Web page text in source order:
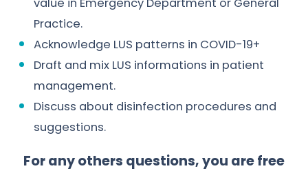
Practice.
Acknowledge LUS patterns in COVID-19+
Draft and mix LUS informations in patient
management.
Discuss about disinfection procedures and
suggestions.
For any others questions, you are free